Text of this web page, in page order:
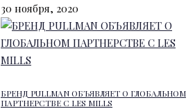
30 ноября, 2020
БРЕНД PULLMAN ОБЪЯВЛЯЕТ О ГЛОБАЛЬНОМ
ПАРТНЕРСТВЕ С LES MILLS